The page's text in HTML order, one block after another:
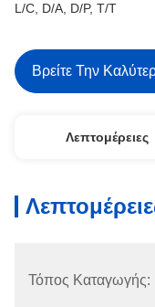
L/C, D/A, D/P, T/T
Βρείτε Την
Λεπτομέρειες
Τόπος Καταγωγής: